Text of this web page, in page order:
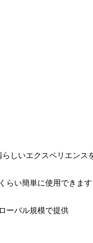
しいエクスペリエンス
らい簡単に使用できます
ーバル規模で提供